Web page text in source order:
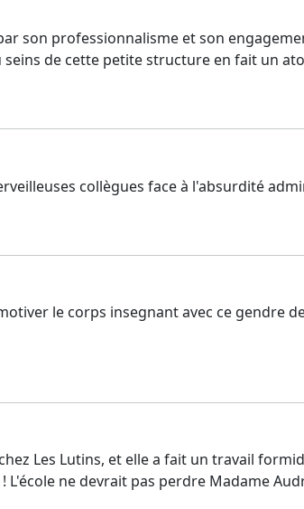
son professionnalisme et son
de cette petite structure en fait un
collègues face à l'absurdité
le corps insegnant avec ce gendre
Les Lutins, et elle a fait un travail
ne devrait pas perdre Madame